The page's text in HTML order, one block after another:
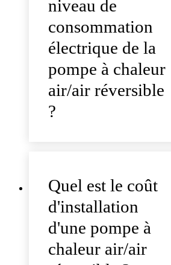
niveau de
consommation
électrique de la
pompe à chaleur
air/air réversible
?
Quel est le coût
d'installation
d'une pompe à
chaleur air/air